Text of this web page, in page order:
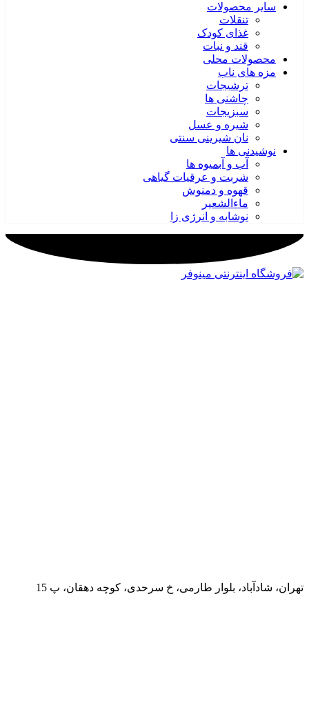
سایر محصولات
تنقلات
غذای کودک
قند و نبات
محصولات محلی
مزه های ناب
ترشیجات
چاشنی ها
سبزیجات
شیره و عسل
نان شیرینی سنتی
نوشیدنی ها
آب و آبمیوه ها
شربت و عرقیات گیاهی
قهوه و دمنوش
ماءالشعیر
نوشابه و انرژی زا
تهران، شادآباد، بلوار طارمی، خ سرحدی، کوچه دهقان، پ 15